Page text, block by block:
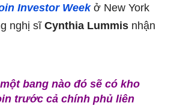
Investor Weekở New York
nghị sĩCynthia Lummis nhận
bang nào đó sẽ có kho
trước cả chính phủ liên